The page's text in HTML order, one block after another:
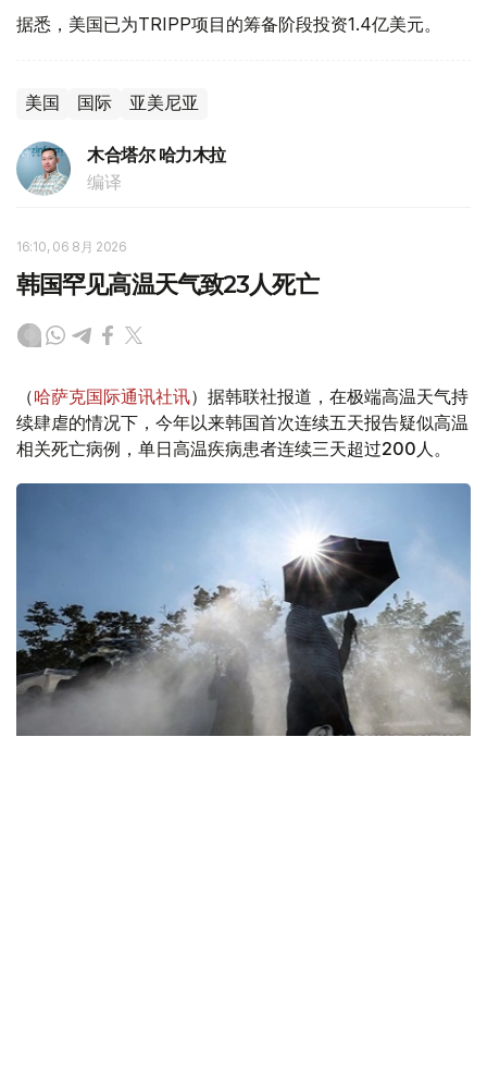
据悉，美国已为TRIPP项目的筹备阶段投资1.4亿美元。
美国 国际 亚美尼亚
木合塔尔 哈力木拉
编译
16:10, 06 8月 2026
韩国罕见高温天气致23人死亡
（哈萨克国际通讯社讯）据韩联社报道，在极端高温天气持
续肆虐的情况下，今年以来韩国首次连续五天报告疑似高温
相关死亡病例，单日高温疾病患者连续三天超过200人。